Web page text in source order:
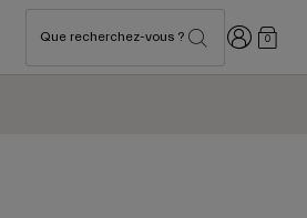
Que recherchez-vous ? Connexion
0